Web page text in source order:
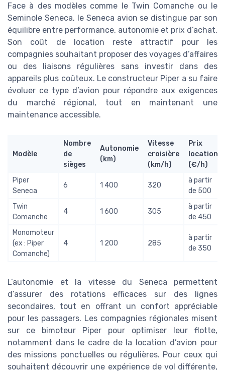
Face à des modèles comme le Twin Comanche ou le
Seminole Seneca, le Seneca avion se distingue par son
équilibre entre performance, autonomie et prix d’achat.
Son coût de location reste attractif pour les
compagnies souhaitant proposer des voyages d’affaires
ou des liaisons régulières sans investir dans des
appareils plus coûteux. Le constructeur Piper a su faire
évoluer ce type d’avion pour répondre aux exigences
du marché régional, tout en maintenant une
maintenance accessible.
Modèle
Nombre
de
sièges
Autonomie
(km)
Vitesse
croisière
(km/h)
Prix
location
(€/h)
Piper
Seneca
6 1 400 320
à partir
de 500
Twin
Comanche
4 1 600 305
à partir
de 450
Monomoteur
(ex : Piper
Comanche)
4 1 200 285
à partir
de 350
L’autonomie et la vitesse du Seneca permettent
d’assurer des rotations efficaces sur des lignes
secondaires, tout en offrant un confort appréciable
pour les passagers. Les compagnies régionales misent
sur ce bimoteur Piper pour optimiser leur flotte,
notamment dans le cadre de la location d’avion pour
des missions ponctuelles ou régulières. Pour ceux qui
souhaitent découvrir une expérience de vol différente,